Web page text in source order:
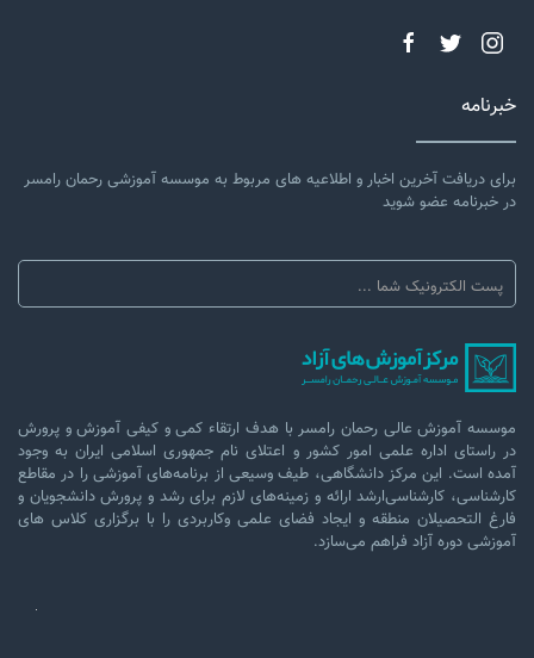
خبرنامه
برای دریافت آخرین اخبار و اطلاعیه های مربوط به موسسه آموزشی رحمان رامسر
در خبرنامه عضو شوید
موسسه آموزش عالی رحمان رامسر با هدف ارتقاء کمی و کیفی آموزش و پرورش
در راستای اداره علمی امور کشور و اعتلای نام جمهوری اسلامی ایران به وجود
آمده است. این مرکز دانشگاهی، طیف وسیعی از برنامه‌های آموزشی را در مقاطع
کارشناسی، کارشناسی‌ارشد ارائه و زمینه‌های لازم برای رشد و پرورش دانشجویان و
فارغ التحصیلان منطقه و ایجاد فضای علمی وکاربردی را با برگزاری کلاس های
آموزشی دوره آزاد فراهم می‌سازد.